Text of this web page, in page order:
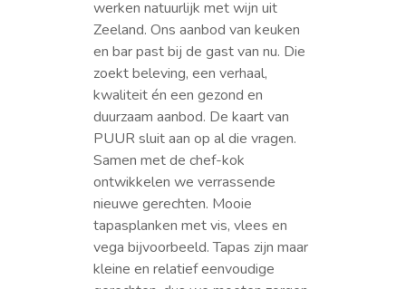
werken natuurlijk met wijn uit
Zeeland. Ons aanbod van keuken
en bar past bij de gast van nu. Die
zoekt beleving, een verhaal,
kwaliteit én een gezond en
duurzaam aanbod. De kaart van
PUUR sluit aan op al die vragen.
Samen met de chef-kok
ontwikkelen we verrassende
nieuwe gerechten. Mooie
tapasplanken met vis, vlees en
vega bijvoorbeeld. Tapas zijn maar
kleine en relatief eenvoudige